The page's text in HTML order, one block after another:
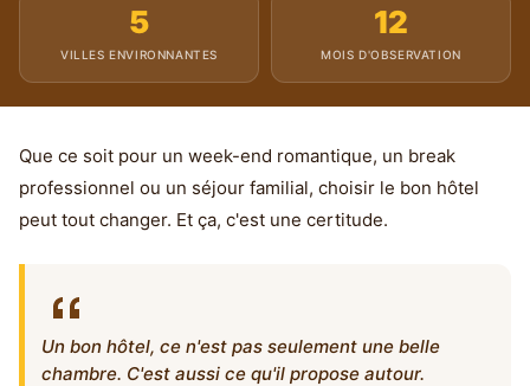
5
VILLES ENVIRONNANTES
12
MOIS D'OBSERVATION
Que ce soit pour un week-end romantique, un break
professionnel ou un séjour familial, choisir le bon hôtel
peut tout changer. Et ça, c'est une certitude.
Un bon hôtel, ce n'est pas seulement une belle
chambre. C'est aussi ce qu'il propose autour.